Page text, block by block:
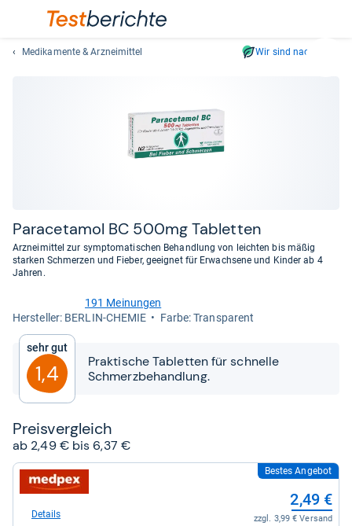
und
lassen
Medikamente & Arzneimittel Wir sind nachhaltig
Para­ce­ta­mol BC 500mg Tablet­ten
Arzneimittel zur symptomatischen Behandlung von leichten bis mäßig
starken Schmerzen und Fieber, geeignet für Erwachsene und Kinder ab 4
Jahren.
von
Sternen
191 Meinungen
Her­stel­ler: BERLIN-CHEMIE
Farbe: Transparent
Sehr gut
1,4
Praktische Tabletten für schnelle
Schmerzbehandlung.
Preis­ver­gleich
ab 2,49 € bis 6,37 €
zum
Shop:
medpex
Bestes Angebot
2,49 €
zzgl. 3,99 € Versand
Details